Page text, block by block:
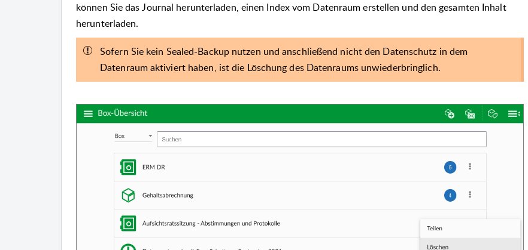
können Sie das Journal herunterladen, einen Index vom Datenraum erstellen und den gesamten Inhalt
herunterladen.
Sofern Sie kein Sealed-Backup nutzen und anschließend nicht den Datenschutz in dem
Datenraum aktiviert haben, ist die Löschung des Datenraums unwiederbringlich.